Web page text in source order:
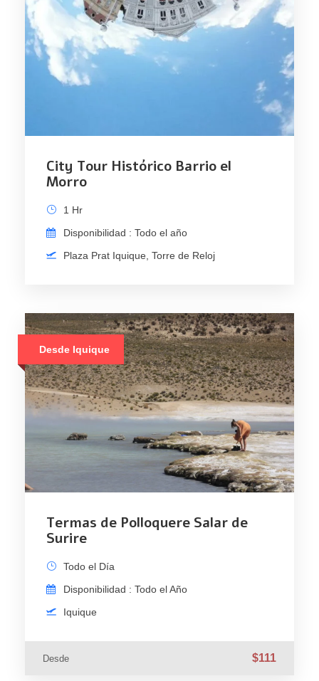
City Tour Histórico Barrio el
Morro
1 Hr
Disponibilidad : Todo el año
Plaza Prat Iquique, Torre de Reloj
Desde Iquique
Termas de Polloquere Salar de
Surire
Todo el Día
Disponibilidad : Todo el Año
Iquique
Desde $111